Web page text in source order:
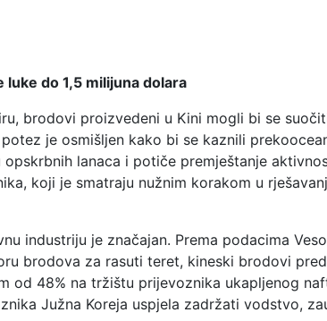
luke do 1,5 milijuna dolara
brodovi proizvedeni u Kini mogli bi se
je osmišljen kako bi se kaznili
lanaca i potiče premještanje
koji je smatraju nužnim korakom u
industriju je značajan. Prema podacima
brodova za rasuti teret, kineski brodovi
od 48% na tržištu prijevoznika ukapljenog
Južna Koreja uspjela zadržati vodstvo,